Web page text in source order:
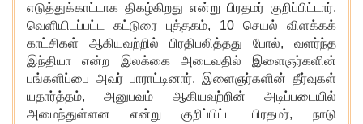
எடுத்துக்காட்டாக திகழ்கிறது என்று பிரதமர் குறிப்பிட்டார்.
வெளியிடப்பட்ட கட்டுரை புத்தகம், 10 செயல் விளக்கக்
காட்சிகள் ஆகியவற்றில் பிரதிபலித்தது போல், வளர்ந்த
இந்தியா என்ற இலக்கை அடைவதில் இளைஞர்களின்
பங்களிப்பை அவர் பாராட்டினார். இளைஞர்களின் தீர்வுகள்
யதார்த்தம், அனுபவம் ஆகியவற்றின் அடிப்படையில்
அமைந்துள்ளன என்று குறிப்பிட்ட பிரதமர், நாடு